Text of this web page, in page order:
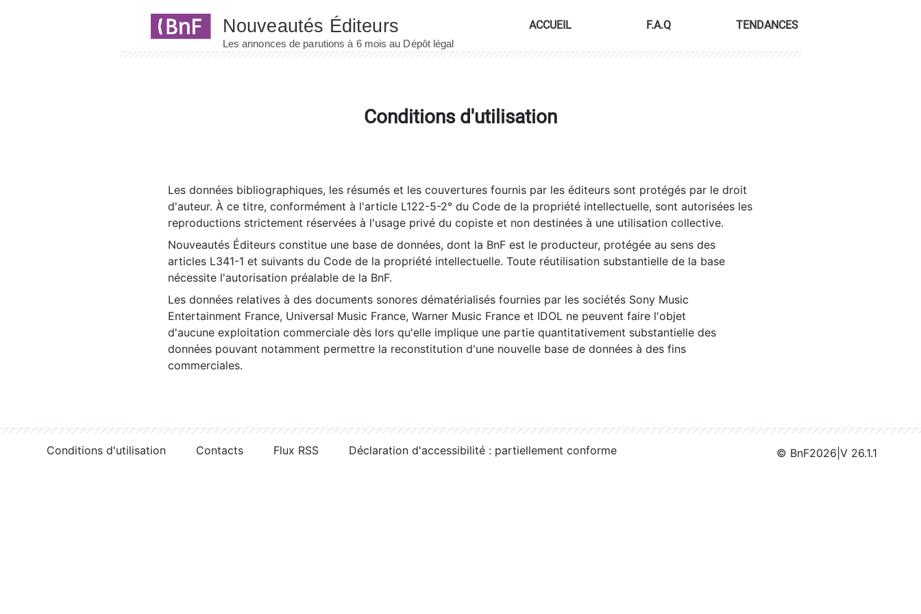
ACCUEIL F.A.Q TENDANCES
Conditions d'utilisation
Les données bibliographiques, les résumés et les couvertures fournis par les éditeurs sont protégés par le droit
d'auteur. À ce titre, conformément à l'article L122-5-2° du Code de la propriété intellectuelle, sont autorisées les
reproductions strictement réservées à l'usage privé du copiste et non destinées à une utilisation collective.
Nouveautés Éditeurs constitue une base de données, dont la BnF est le producteur, protégée au sens des
articles L341-1 et suivants du Code de la propriété intellectuelle. Toute réutilisation substantielle de la base
nécessite l'autorisation préalable de la BnF.
Les données relatives à des documents sonores dématérialisés fournies par les sociétés Sony Music
Entertainment France, Universal Music France, Warner Music France et IDOL ne peuvent faire l'objet
d'aucune exploitation commerciale dès lors qu'elle implique une partie quantitativement substantielle des
données pouvant notamment permettre la reconstitution d'une nouvelle base de données à des fins
commerciales.
Conditions d'utilisation Contacts Flux RSS Déclaration d'accessibilité : partiellement conforme © BnF2026 V 26.1.1